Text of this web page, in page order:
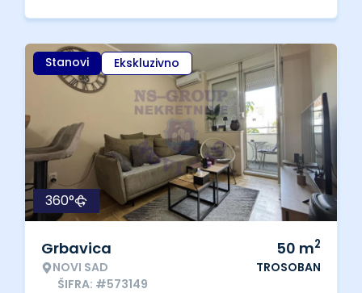
Stanovi Ekskluzivno
360°
Grbavica
NOVI SAD
ŠIFRA: #573149
50 m2
TROSOBAN